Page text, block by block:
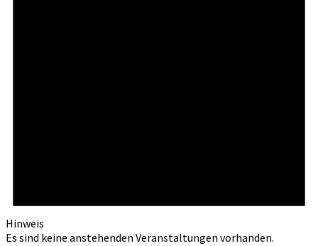
Hinweis
Es sind keine anstehenden Veranstaltungen vorhanden.